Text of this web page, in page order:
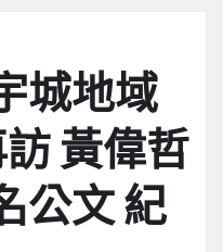
城地域
黃偉哲
公文 紀